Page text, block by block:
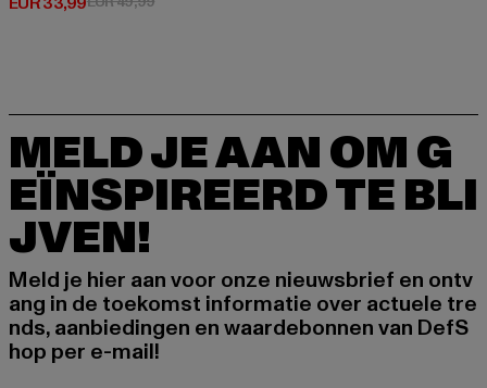
MELD JE AAN OM G
EÏNSPIREERD TE BLI
JVEN!
Meld je hier aan voor onze nieuwsbrief en ontv
ang in de toekomst informatie over actuele tre
nds, aanbiedingen en waardebonnen van DefS
hop per e-mail!